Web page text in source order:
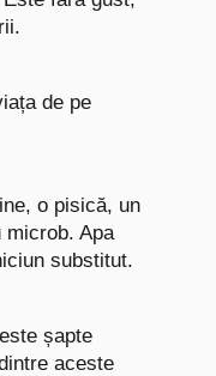
de pe
o pisică, un
microb. Apa
substitut.
șapte
aceste